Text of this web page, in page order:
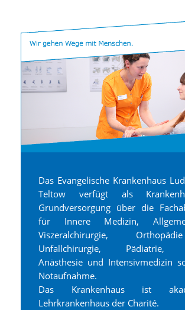
Das Evangelische Krankenhaus
Teltow verfügt als
Grundversorgung über die
für Innere Medizin,
Viszeralchirurgie,
Unfallchirurgie, Pädiatrie,
Anästhesie und Intensivmedizin
Notaufnahme.
Das Krankenhaus ist
Lehrkrankenhaus der Charité.